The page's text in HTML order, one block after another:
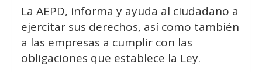
La AEPD, informa y ayuda al ciudadano a
ejercitar sus derechos, así como también
a las empresas a cumplir con las
obligaciones que establece la Ley.